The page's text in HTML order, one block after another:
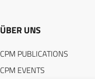
ÜBER UNS
CPM PUBLICATIONS
CPM EVENTS